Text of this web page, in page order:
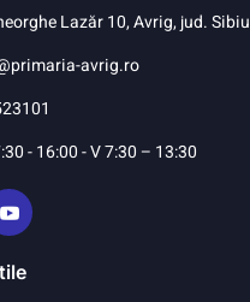
Lazăr 10, Avrig, jud. Sibiu
avrig.ro
- 16:00 - V 7:30 – 13:30